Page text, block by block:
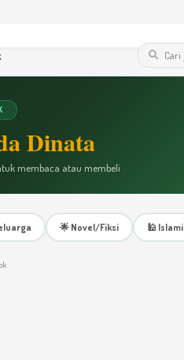
Dinata
membaca atau membeli
🌟 Novel/Fiksi 🕌 Islami